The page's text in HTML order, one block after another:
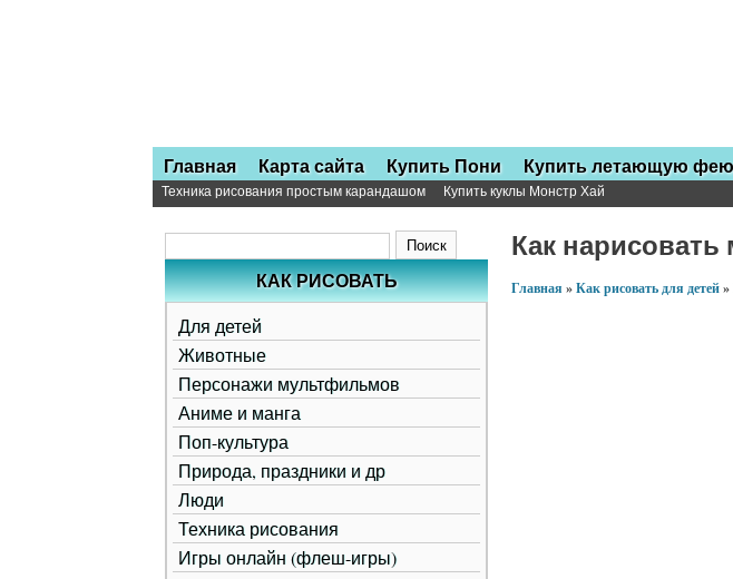
Главная Карта сайта Купить Пони Купить летающую фею
Техника рисования простым карандашом Купить куклы Монстр Хай
Как
Главная » Как рисовать для детей »
КАК РИСОВАТЬ
Для детей
Животные
Персонажи мультфильмов
Аниме и манга
Поп-культура
Природа, праздники и др
Люди
Техника рисования
Игры онлайн (флеш-игры)